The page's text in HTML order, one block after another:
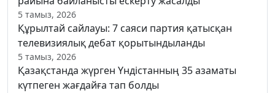
5 тамыз, 2026
Құрылтай сайлауы: 7 саяси партия қатысқан
телевизиялық дебат қорытындыланды
5 тамыз, 2026
Қазақстанда жүрген Үндістанның 35 азаматы
күтпеген жағдайға тап болды